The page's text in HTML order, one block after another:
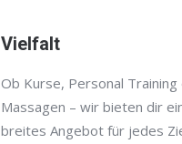
Vielfalt
Ob Kurse, Personal
Massagen – wir bieten dir
breites Angebot für jedes